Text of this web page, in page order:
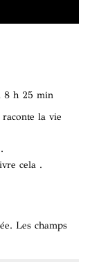
8 h 25 min
la vie
cela .
Les champs